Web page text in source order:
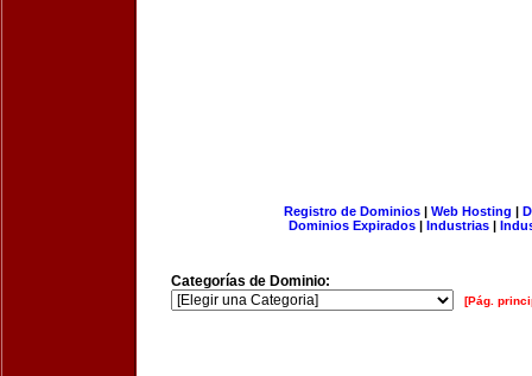
Registro de Dominios| Web Hosting |
Dominios Expirados | Industrias |
Categorías de Dominio:
[Pág.